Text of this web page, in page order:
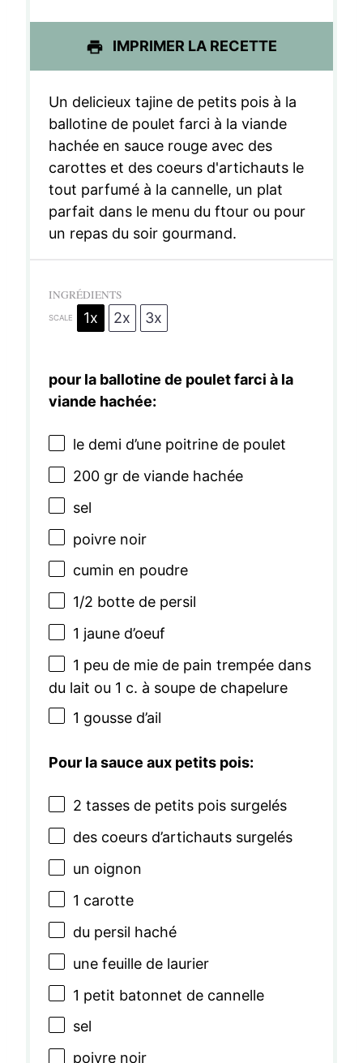
i
l
s
i
l
s
i
l
s
i
l
s
i
IMPRIMER LA RECETTE
Un delicieux tajine de petits pois à la
ballotine de poulet farci à la viande
hachée en sauce rouge avec des
carottes et des coeurs d'artichauts le
tout parfumé à la cannelle, un plat
parfait dans le menu du ftour ou pour
un repas du soir gourmand.
INGRÉDIENTS
SCALE 1x 2x 3x
pour la ballotine de poulet farci à la
viande hachée:
le demi d’une poitrine de poulet
200gr de viande hachée
sel
poivre noir
cumin en poudre
1/2 botte de persil
1 jaune d’oeuf
1 peu de mie de pain trempée dans
du lait ou 1 c. à soupe de chapelure
1 gousse d’ail
Pour la sauce aux petits pois:
2 tasses de petits pois surgelés
des coeurs d’artichauts surgelés
un oignon
1 carotte
du persil haché
une feuille de laurier
1 petit batonnet de cannelle
sel
poivre noir